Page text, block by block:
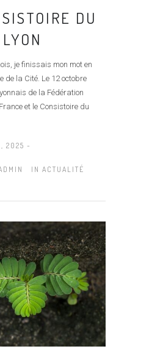
DU
je finissais mon mot en
de la Cité. Le 12 octobre
de la Fédération
et le Consistoire du
2025 -
IN ACTUALITÉ